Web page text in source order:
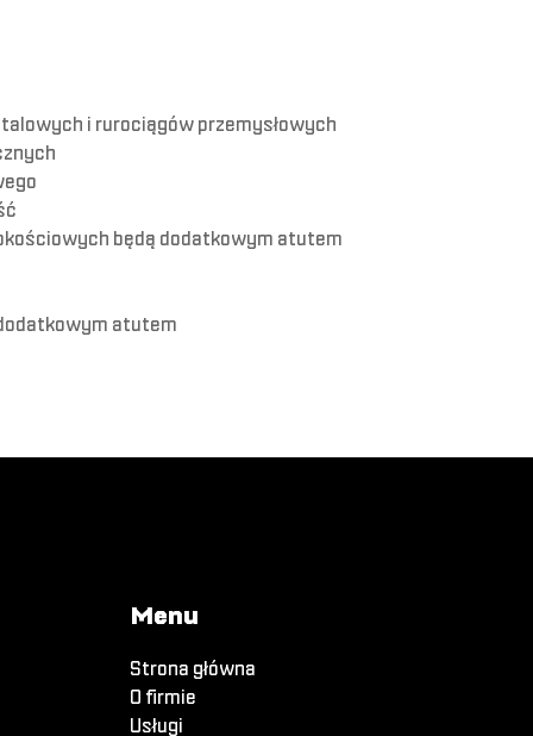
i rurociągów przemysłowych
będą dodatkowym atutem
atutem
Menu
Strona główna
O firmie
Usługi